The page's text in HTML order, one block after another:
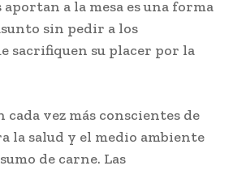
aportan a la mesa es una forma
sin pedir a los
sacrifiquen su placer por la
cada vez más conscientes de
la salud y el medio ambiente
de carne. Las